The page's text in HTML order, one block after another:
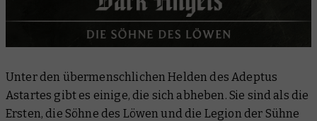
Unter den übermenschlichen Helden des Adeptus
Astartes gibt es einige, die sich abheben. Sie sind als die
Ersten, die Söhne des Löwen und die Legion der Sühne